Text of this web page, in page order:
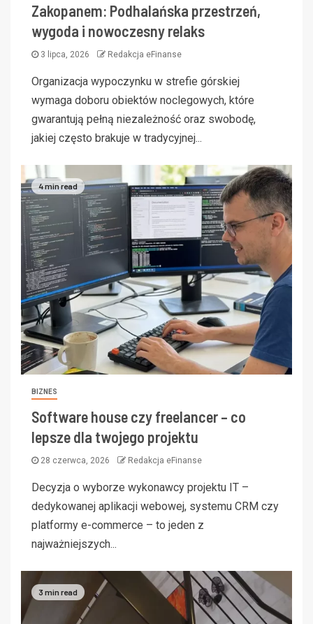
Zakopanem: Podhalańska przestrzeń,
wygoda i nowoczesny relaks
3 lipca, 2026 Redakcja eFinanse
Organizacja wypoczynku w strefie górskiej
wymaga doboru obiektów noclegowych, które
gwarantują pełną niezależność oraz swobodę,
jakiej często brakuje w tradycyjnej...
4 min read
BIZNES
Software house czy freelancer – co
lepsze dla twojego projektu
28 czerwca, 2026 Redakcja eFinanse
Decyzja o wyborze wykonawcy projektu IT –
dedykowanej aplikacji webowej, systemu CRM czy
platformy e-commerce – to jeden z
najważniejszych...
3 min read